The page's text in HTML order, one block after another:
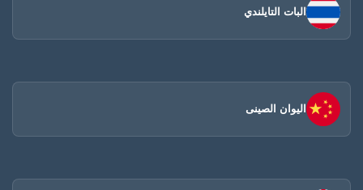
البات التايلندي
اليوان الصينى​